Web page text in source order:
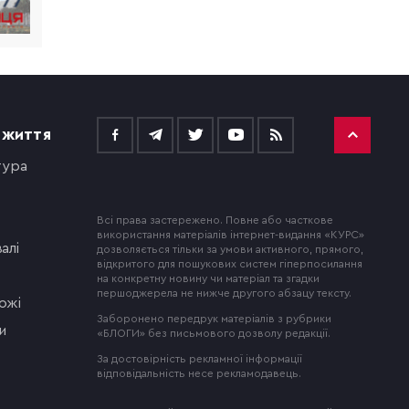
Всі права застережено. Повне або часткове
використання матеріалів інтернет-видання «КУРС»
дозволяється тільки за умови активного, прямого,
відкритого для пошукових систем гіперпосилання
на конкретну новину чи матеріал та згадки
першоджерела не нижче другого абзацу тексту.
Заборонено передрук матеріалів з рубрики
«БЛОГИ» без письмового дозволу редакції.
За достовірність рекламної інформації
відповідальність несе рекламодавець.